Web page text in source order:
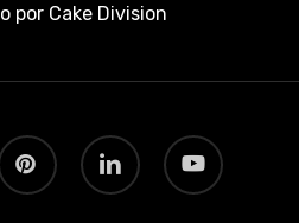
porCake Division
pinterest linkedin youtube